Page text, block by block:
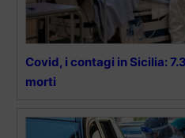
Covid, i contagi in Sicilia:
morti